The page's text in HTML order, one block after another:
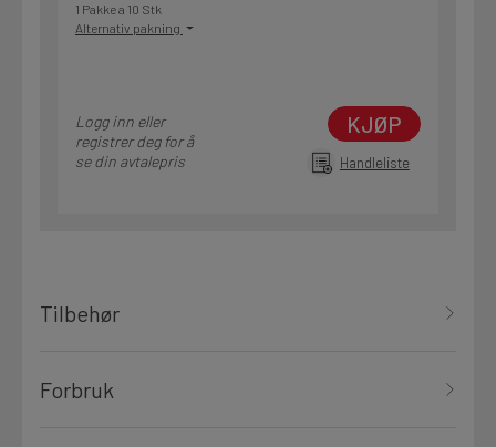
1 Pakke a 10 Stk
Alternativ pakning
Logg inn eller
registrer deg for å
se din avtalepris
KJØP
Handleliste
Tilbehør
Forbruk